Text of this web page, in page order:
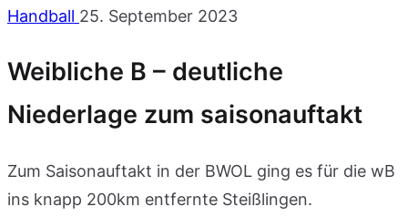
Handball 25. September 2023
Weibliche B – deutliche
Niederlage zum saisonauftakt
Zum Saisonauftakt in der BWOL ging es für die wB
ins knapp 200km entfernte Steißlingen.